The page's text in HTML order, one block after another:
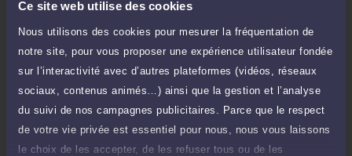
Ce site web utilise des cookies
Nous utilisons des cookies pour mesurer la fréquentation de
notre site, pour vous proposer une expérience utilisateur fondée
sur l’interactivité avec d’autres plateformes (vidéos, réseaux
sociaux, contenus animés…) ainsi que la gestion et l’analyse
du suivi de nos campagnes publicitaires. Parce que le respect
de votre vie privée est essentiel pour nous, nous vous laissons
le choix de les accepter, de les refuser tous ou de les
d'ajout d'une pièce jointe
Consulter par écrit
Compétences